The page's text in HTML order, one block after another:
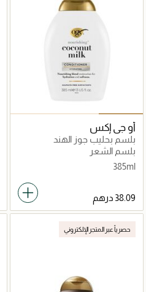
أو جي إكس
بلسم بحليب جوز الهند
بلسم الشعر
385ml
حصرياً عبر المتجر الإلكتروني